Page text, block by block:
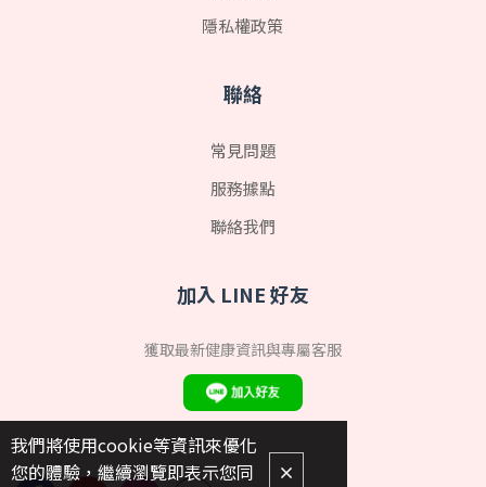
隱私權政策
聯絡
常見問題
服務據點
聯絡我們
加入 LINE 好友
獲取最新健康資訊與專屬客服
我們將使用cookie等資訊來優化
您的體驗，繼續瀏覽即表示您同